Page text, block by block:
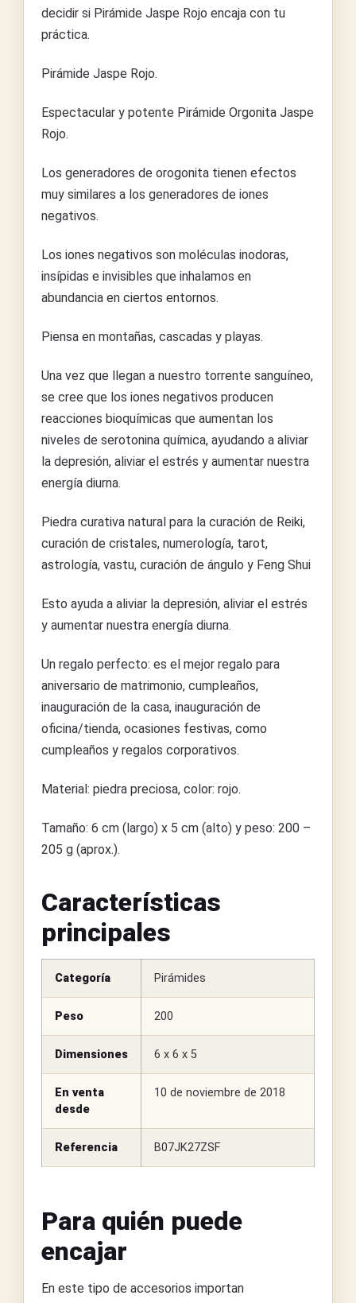
decidir si Pirámide Jaspe Rojo encaja con tu
práctica.
Pirámide Jaspe Rojo.
Espectacular y potente Pirámide Orgonita Jaspe
Rojo.
Los generadores de orogonita tienen efectos
muy similares a los generadores de iones
negativos.
Los iones negativos son moléculas inodoras,
insípidas e invisibles que inhalamos en
abundancia en ciertos entornos.
Piensa en montañas, cascadas y playas.
Una vez que llegan a nuestro torrente sanguíneo,
se cree que los iones negativos producen
reacciones bioquímicas que aumentan los
niveles de serotonina química, ayudando a aliviar
la depresión, aliviar el estrés y aumentar nuestra
energía diurna.
Piedra curativa natural para la curación de Reiki,
curación de cristales, numerología, tarot,
astrología, vastu, curación de ángulo y Feng Shui
Esto ayuda a aliviar la depresión, aliviar el estrés
y aumentar nuestra energía diurna.
Un regalo perfecto: es el mejor regalo para
aniversario de matrimonio, cumpleaños,
inauguración de la casa, inauguración de
oficina/tienda, ocasiones festivas, como
cumpleaños y regalos corporativos.
Material: piedra preciosa, color: rojo.
Tamaño: 6 cm (largo) x 5 cm (alto) y peso: 200 –
205 g (aprox.).
Características
principales
Categoría Pirámides
Peso 200
Dimensiones 6 x 6 x 5
En venta
desde
10 de noviembre de 2018
Referencia B07JK27ZSF
Para quién puede
encajar
En este tipo de accesorios importan